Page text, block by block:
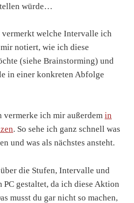
würde…
vermerkt welche Intervalle ich
notiert, wie ich diese
(siehe Brainstorming) und
in einer konkreten Abfolge
ich mir außerdem in
. So sehe ich ganz schnell was
und was als nächstes ansteht.
die Stufen, Intervalle und
gestaltet, da ich diese Aktion
musst du gar nicht so machen,